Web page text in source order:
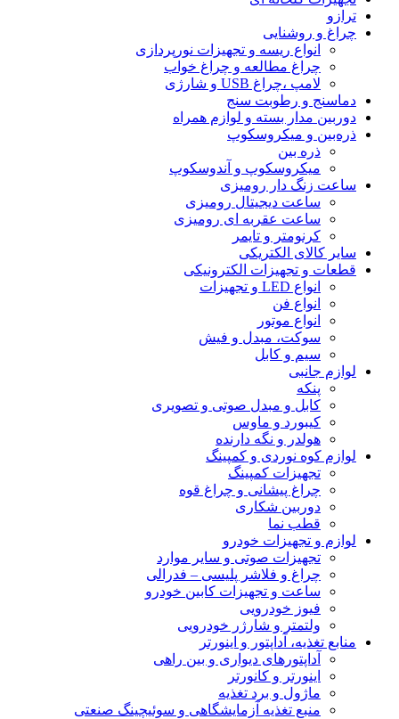
ترازو
چراغ و روشنایی
انواع ریسه و تجهیزات نورپردازی
چراغ مطالعه و چراغ خواب
لامپ ،چراغ USB و شارژی
دماسنج و رطوبت سنج
دوربین مدار بسته و لوازم همراه
ذره‌بین و میکروسکوپ
ذره بین
میکروسکوپ و آندوسکوپ
ساعت زنگ دار رومیزی
ساعت دیجیتال رومیزی
ساعت عقربه ای رومیزی
کرنومتر و تایمر
سایر کالای الکتریکی
قطعات و تجهیزات الکترونیکی
انواع LED و تجهیزات
انواع فن
انواع موتور
سوکت، مبدل و فیش
سیم و کابل
لوازم جانبی
پنکه
کابل و مبدل صوتی و تصویری
کیبورد و ماوس
هولدر و نگه دارنده
لوازم کوه نوردی و کمپینگ
تجهیزات کمپینگ
چراغ پیشانی و چراغ قوه
دوربین شکاری
قطب نما
لوازم و تجهیزات خودرو
تجهیزات صوتی و سایر موارد
چراغ و فلاشر پلیسی – فدرالی
ساعت و تجهیزات کابین خودرو
فیوز خودرویی
ولتمتر و شارژر خودرویی
منابع تغذیه، آداپتور و اینورتر
آداپتورهای دیواری و بین راهی
اینورتر و کانورتر
ماژول و برد تغذیه
منبع تغذیه آزمایشگاهی و سوئیچینگ صنعتی